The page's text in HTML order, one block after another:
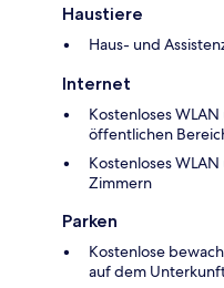
Haustiere
Haus- und
Internet
Kostenloses
öffentlichen
Kostenloses
Zimmern
Parken
Kostenlose
auf dem